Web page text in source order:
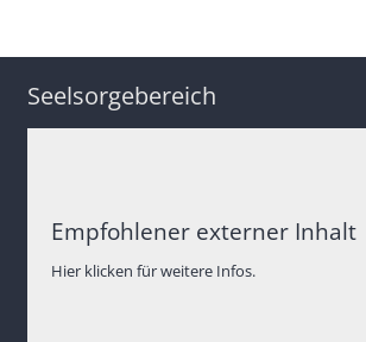
Seelsorgebereich
Empfohlener externer Inhalt
Hier klicken für weitere Infos.